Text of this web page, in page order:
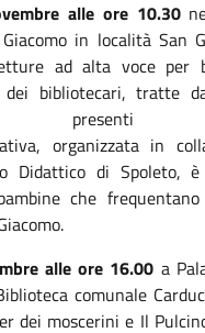
alle ore 10.30
in localitàSan
ad alta voce per
bibliotecari, tratte
organizzata in
Didattico di Spoleto,
che
alle ore 16.00 a
iblioteca comunale
dei moscerini e Il